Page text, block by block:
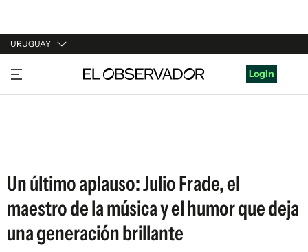
URUGUAY
URUGUAY
ARGENTINA
Login
Un último aplauso: Julio Frade, el
maestro de la música y el humor que deja
una generación brillante